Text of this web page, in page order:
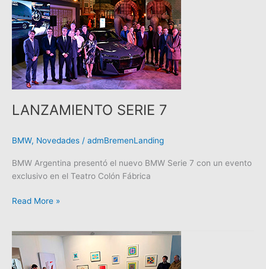
LANZAMIENTO SERIE 7
BMW, Novedades / admBremenLanding
BMW Argentina presentó el nuevo BMW Serie 7 con un evento
exclusivo en el Teatro Colón Fábrica
Read More »
LANZAMIENTO
M2